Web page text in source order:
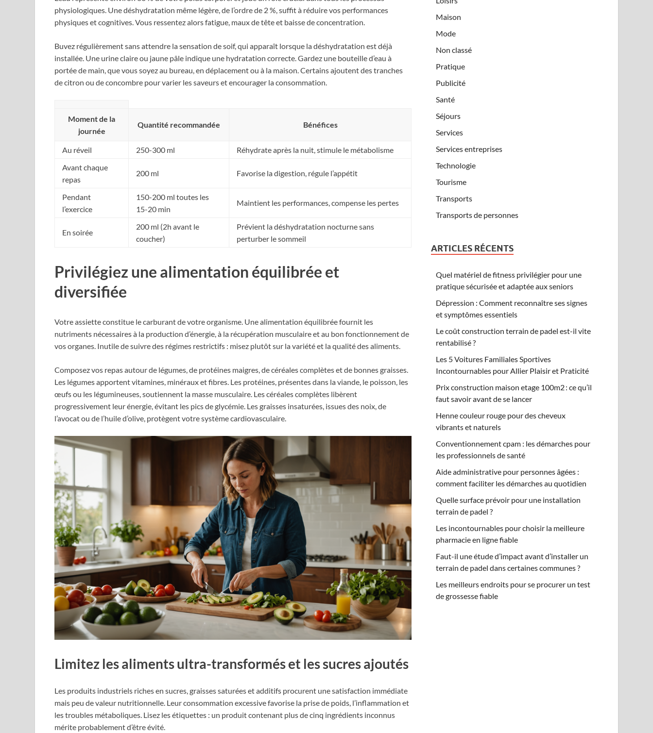
physiologiques. Une déshydratation même légère, de l’ordre de 2 %, suffit à réduire vos performances
physiques et cognitives. Vous ressentez alors fatigue, maux de tête et baisse de concentration.
Buvez régulièrement sans attendre la sensation de soif, qui apparaît lorsque la déshydratation est déjà
installée. Une urine claire ou jaune pâle indique une hydratation correcte. Gardez une bouteille d’eau à
portée de main, que vous soyez au bureau, en déplacement ou à la maison. Certains ajoutent des tranches
de citron ou de concombre pour varier les saveurs et encourager la consommation.
Moment de la
journée
Quantité recommandée Bénéfices
Au réveil 250-300 ml
Réhydrate après la nuit, stimule le métabolisme
Avant chaque
repas
200 ml Favorise la digestion, régule l’appétit
Pendant
l’exercice
150-200 ml toutes les
15-20 min
Maintient les performances, compense les pertes
En soirée
200 ml (2h avant le
coucher)
Prévient la déshydratation nocturne sans
perturber le sommeil
Privilégiez une alimentation équilibrée et
diversifiée
Votre assiette constitue le carburant de votre organisme. Une alimentation équilibrée fournit les
nutriments nécessaires à la production d’énergie, à la récupération musculaire et au bon fonctionnement de
vos organes. Inutile de suivre des régimes restrictifs : misez plutôt sur la variété et la qualité des aliments.
Composez vos repas autour de légumes, de protéines maigres, de céréales complètes et de bonnes graisses.
Les légumes apportent vitamines, minéraux et fibres. Les protéines, présentes dans la viande, le poisson, les
œufs ou les légumineuses, soutiennent la masse musculaire. Les céréales complètes libèrent
progressivement leur énergie, évitant les pics de glycémie. Les graisses insaturées, issues des noix, de
l’avocat ou de l’huile d’olive, protègent votre système cardiovasculaire.
Limitez les aliments ultra-transformés et les sucres ajoutés
Les produits industriels riches en sucres, graisses saturées et additifs procurent une satisfaction immédiate
mais peu de valeur nutritionnelle. Leur consommation excessive favorise la prise de poids, l’inflammation et
les troubles métaboliques. Lisez les étiquettes : un produit contenant plus de cinq ingrédients inconnus
mérite probablement d’être évité.
Maison
Mode
Non classé
Pratique
Publicité
Santé
Séjours
Services
Services entreprises
Technologie
Tourisme
Transports
Transports de personnes
ARTICLES RÉCENTS
Quel matériel de fitness privilégier pour une
pratique sécurisée et adaptée aux seniors
Dépression : Comment reconnaître ses signes
et symptômes essentiels
Le coût construction terrain de padel est-il vite
rentabilisé ?
Les 5 Voitures Familiales Sportives
Incontournables pour Allier Plaisir et Praticité
Prix construction maison etage 100m2 : ce qu’il
faut savoir avant de se lancer
Henne couleur rouge pour des cheveux
vibrants et naturels
Conventionnement cpam : les démarches pour
les professionnels de santé
Aide administrative pour personnes âgées :
comment faciliter les démarches au quotidien
Quelle surface prévoir pour une installation
terrain de padel ?
Les incontournables pour choisir la meilleure
pharmacie en ligne fiable
Faut-il une étude d’impact avant d’installer un
terrain de padel dans certaines communes ?
Les meilleurs endroits pour se procurer un test
de grossesse fiable